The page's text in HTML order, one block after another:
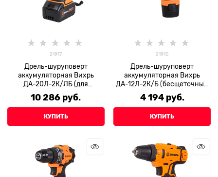
21917
Дрель-шуруповерт
аккумуляторная Вихрь
ДА-20Л-2К/ЛБ (для
ледобура, бесщеточный
двигатель)
10 286 руб.
КУПИТЬ
21910
Дрель-шуруповерт
аккумуляторная Вихрь
ДА-12Л-2К/Б (бесщеточный
двигатель)
4 194 руб.
КУПИТЬ